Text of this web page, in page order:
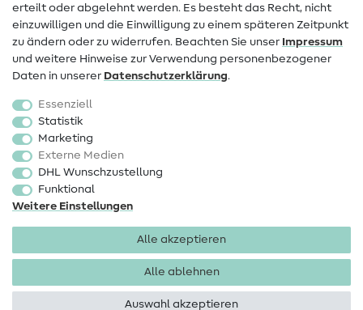
Beliebt
Stoffe
Sale
Schnittmuster
erteilt oder abgelehnt werden. Es besteht das Recht, nicht
einzuwilligen und die Einwilligung zu einem späteren Zeitpunkt
zu ändern oder zu widerrufen. Beachten Sie unser Impressum
und weitere Hinweise zur Verwendung personenbezogener
Daten in unserer Daten­schutz­erklärung.
Essenziell
Statistik
Marketing
Externe Medien
DHL Wunschzustellung
Funktional
Weitere Einstellungen
Alle akzeptieren
Alle ablehnen
Auswahl akzeptieren
Impressum Datenschutz
AGB